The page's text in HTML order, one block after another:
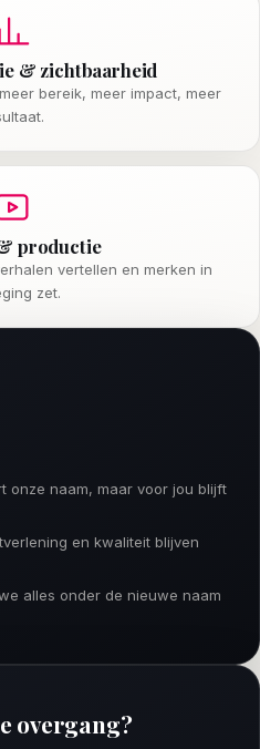
& zichtbaarheid
bereik, meer impact, meer
productie
vertellen en merken in
zet.
onze naam, maar voor jou blijft
en kwaliteit blijven
alles onder de nieuwe naam
overgang?